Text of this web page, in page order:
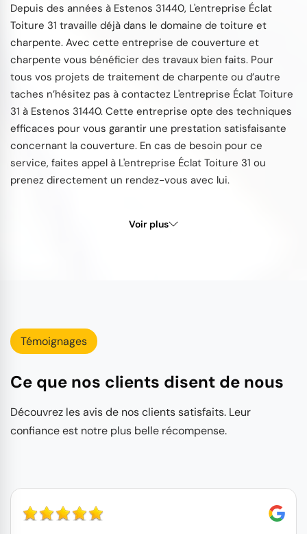
Depuis des années à Estenos 31440, L'entreprise Éclat
Toiture 31 travaille déjà dans le domaine de toiture et
charpente. Avec cette entreprise de couverture et
charpente vous bénéficier des travaux bien faits. Pour
tous vos projets de traitement de charpente ou d’autre
taches n’hésitez pas à contactez L'entreprise Éclat Toiture
31 à Estenos 31440. Cette entreprise opte des techniques
efficaces pour vous garantir une prestation satisfaisante
concernant la couverture. En cas de besoin pour ce
service, faites appel à L'entreprise Éclat Toiture 31 ou
prenez directement un rendez-vous avec lui.
Voir plus
Témoignages
Ce que nos clients disent de nous
Découvrez les avis de nos clients satisfaits. Leur
confiance est notre plus belle récompense.